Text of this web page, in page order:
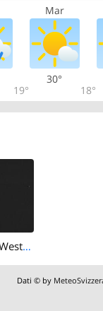
Mar
19°
30°
18°
Fehraltorf › West: Flugplatz Speck Fehraltorf - LSZKι - Flugsportgruppe Zürcher Oberland
Dati © by